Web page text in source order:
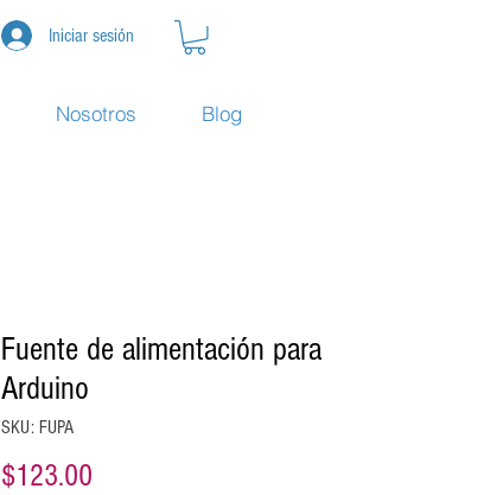
Iniciar sesión
Nosotros Blog
Fuente de alimentación para
Arduino
SKU: FUPA
$123.00